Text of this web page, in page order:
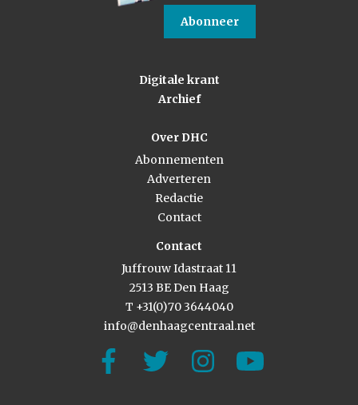
Abonneer
Digitale krant
Archief
Over DHC
Abonnementen
Adverteren
Redactie
Contact
Contact
Juffrouw Idastraat 11
2513 BE Den Haag
T +31(0)70 3644040
info@denhaagcentraal.net